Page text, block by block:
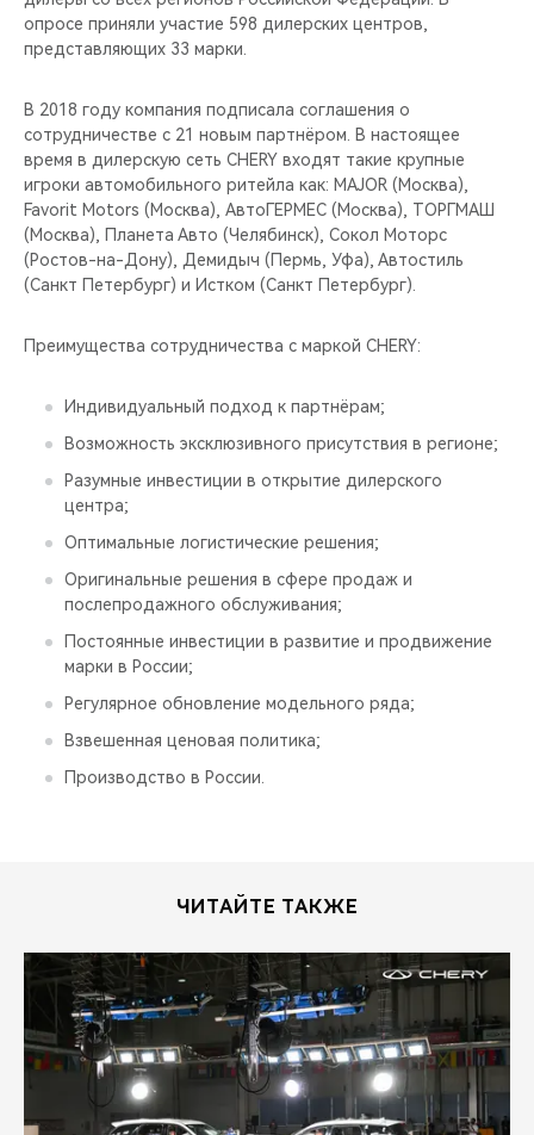
опросе приняли участие 598 дилерских центров,
представляющих 33 марки.
В 2018 году компания подписала соглашения о
сотрудничестве с 21 новым партнёром. В настоящее
время в дилерскую сеть CHERY входят такие крупные
игроки автомобильного ритейла как: MAJOR (Москва),
Favorit Motors (Москва), АвтоГЕРМЕС (Москва), ТОРГМАШ
(Москва), Планета Авто (Челябинск), Сокол Моторс
(Ростов-на-Дону), Демидыч (Пермь, Уфа), Автостиль
(Санкт Петербург) и Истком (Санкт Петербург).
Преимущества сотрудничества с маркой CHERY:
Индивидуальный подход к партнёрам;
Возможность эксклюзивного присутствия в регионе;
Разумные инвестиции в открытие дилерского
центра;
Оптимальные логистические решения;
Оригинальные решения в сфере продаж и
послепродажного обслуживания;
Постоянные инвестиции в развитие и продвижение
марки в России;
Регулярное обновление модельного ряда;
Взвешенная ценовая политика;
Производство в России.
ЧИТАЙТЕ ТАКЖЕ